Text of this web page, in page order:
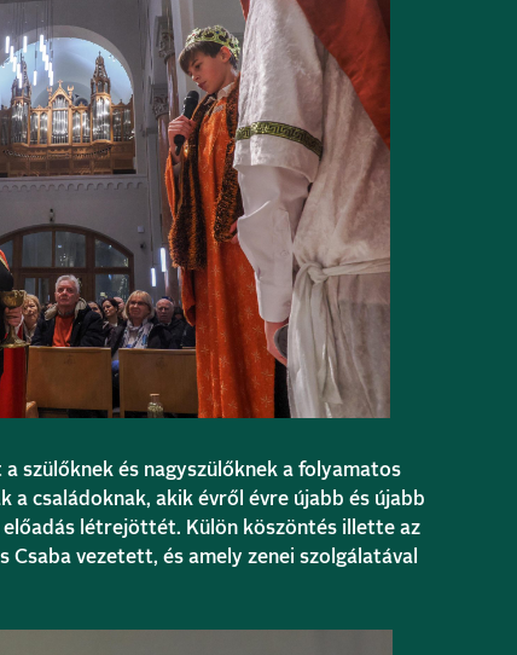
szülőknek és nagyszülőknek a folyamatos
a családoknak, akik évről évre újabb és újabb
előadás létrejöttét. Külön köszöntés illette az
Csaba vezetett, és amely zenei szolgálatával